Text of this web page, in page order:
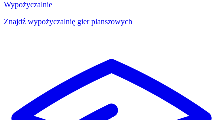
Wypożyczalnie
Znajdź wypożyczalnię gier planszowych